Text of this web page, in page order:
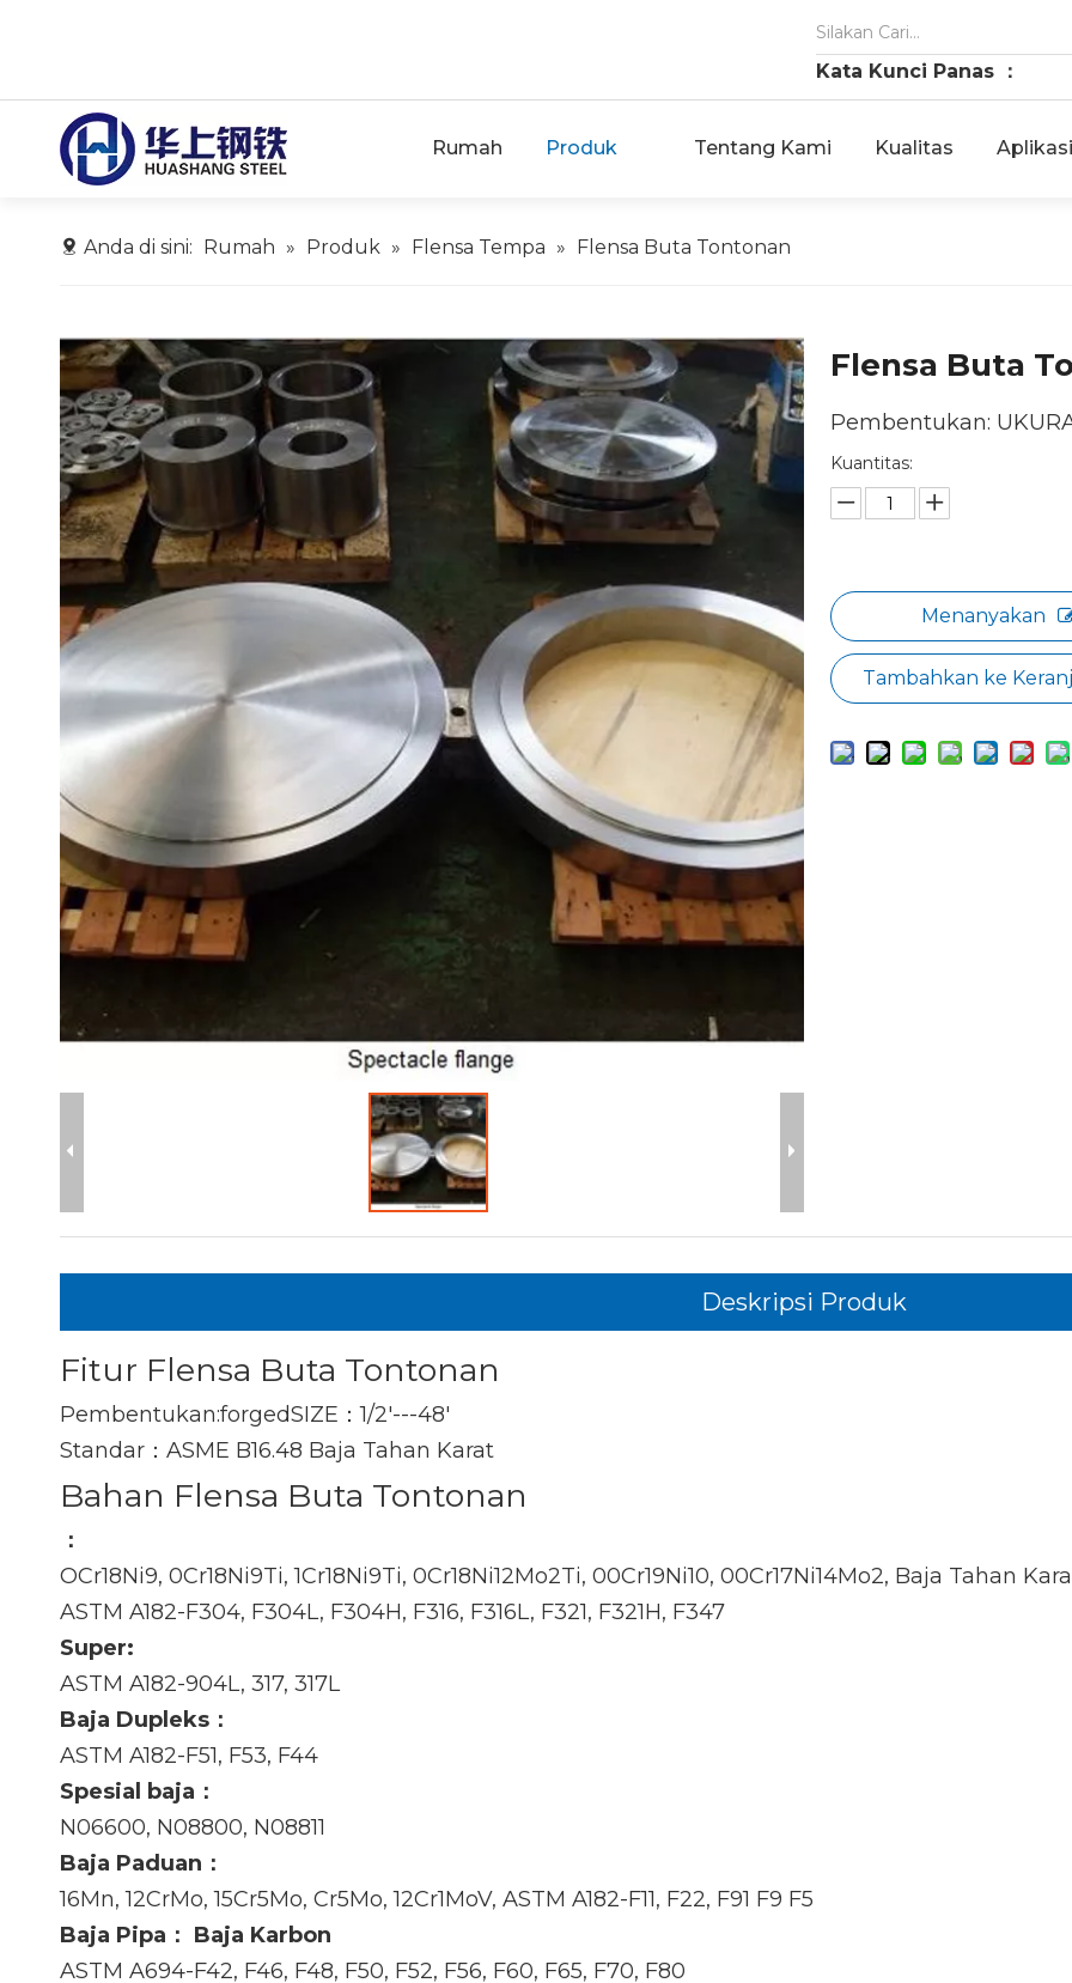
Kata Kunci Panas ：
Rumah Produk Tentang Kami Kualitas Aplikasi
Anda di sini: Rumah » Produk » Flensa Tempa » Flensa Buta Tontonan
Flensa Buta
Pembentukan:
Kuantitas:
Menanyakan
Tambahkan ke
Deskripsi Produk
Fitur Flensa Buta Tontonan
Pembentukan:forgedSIZE：1/2'---48'
Standar：ASME B16.48 Baja Tahan Karat
Bahan Flensa Buta Tontonan
：
OCr18Ni9, 0Cr18Ni9Ti, 1Cr18Ni9Ti, 0Cr18Ni12Mo2Ti, 00Cr19Ni10, 00Cr17Ni14Mo2, Baja Tahan
ASTM A182-F304, F304L, F304H, F316, F316L, F321, F321H, F347
Super:
ASTM A182-904L, 317, 317L
Baja Dupleks：
ASTM A182-F51, F53, F44
Spesial baja：
N06600, N08800, N08811
Baja Paduan：
16Mn, 12CrMo, 15Cr5Mo, Cr5Mo, 12Cr1MoV, ASTM A182-F11, F22, F91 F9 F5
Baja Pipa： Baja Karbon
ASTM A694-F42, F46, F48, F50, F52, F56, F60, F65, F70, F80